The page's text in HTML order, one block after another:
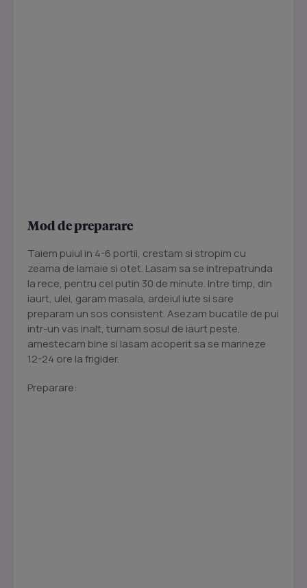
Mod de preparare
Taiem puiul in 4-6 portii, crestam si stropim cu
zeama de lamaie si otet. Lasam sa se intrepatrunda
la rece, pentru cel putin 30 de minute. Intre timp, din
iaurt, ulei, garam masala, ardeiul iute si sare
preparam un sos consistent. Asezam bucatile de pui
intr-un vas inalt, turnam sosul de iaurt peste,
amestecam bine si lasam acoperit sa se marineze
12-24 ore la frigider.
Preparare: